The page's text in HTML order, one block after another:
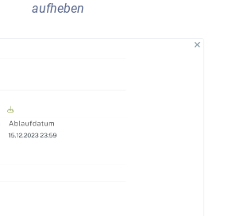
aufheben